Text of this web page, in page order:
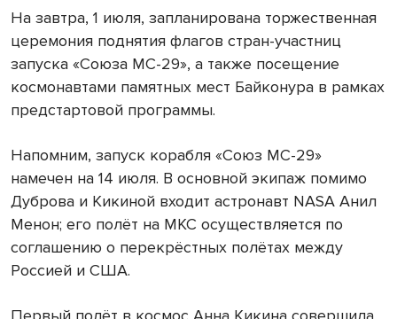
На завтра, 1 июля, запланирована торжественная
церемония поднятия флагов стран-участниц
запуска «Союза МС-29», а также посещение
космонавтами памятных мест Байконура в рамках
предстартовой программы.
Напомним, запуск корабля «Союз МС-29»
намечен на 14 июля. В основной экипаж помимо
Дуброва и Кикиной входит астронавт NASA Анил
Менон; его полёт на МКС осуществляется по
соглашению о перекрёстных полётах между
Россией и США.